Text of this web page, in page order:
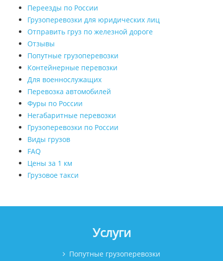
Переезды по России
Грузоперевозки для юридических лиц
Отправить груз по железной дороге
Отзывы
Попутные грузоперевозки
Контейнерные перевозки
Для военнослужащих
Перевозка автомобилей
Фуры по России
Негабаритные перевозки
Грузоперевозки по России
Виды грузов
FAQ
Цены за 1 км
Грузовое такси
Услуги
Попутные грузоперевозки